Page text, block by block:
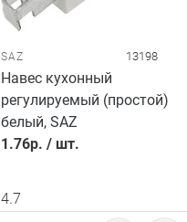
SAZ 13198
Навес кухонный
регулируемый (простой)
белый, SAZ
1.76р. / шт.
4.7